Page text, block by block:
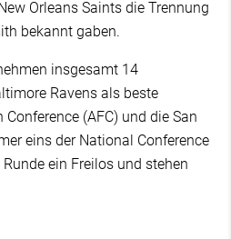
Orleans Saints die Trennung
bekannt gaben.
insgesamt 14
Ravens als beste
(AFC) und die San
eins der National Conference
ein Freilos und stehen